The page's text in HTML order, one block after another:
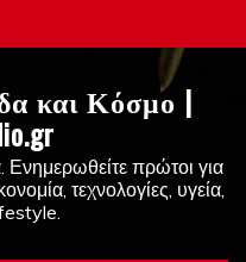
και Κόσμο |
Ενημερωθείτε πρώτοι για
τεχνολογίες, υγεία,